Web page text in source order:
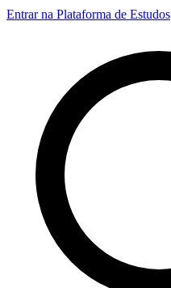
Entrar na Plataforma de Estudos